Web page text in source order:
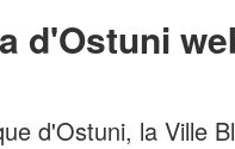
d'Ostuni
d'Ostuni, la Ville